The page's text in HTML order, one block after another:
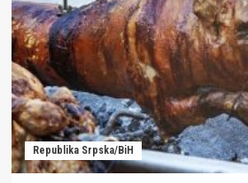
Republika Srpska/BiH